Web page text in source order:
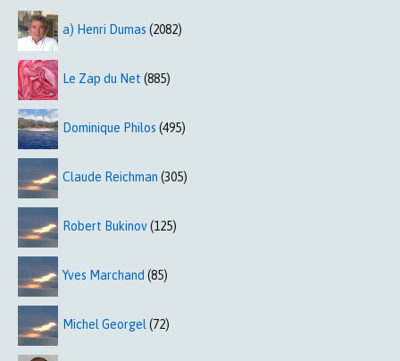
a) Henri Dumas (2082)
Le Zap du Net (885)
Dominique Philos (495)
Claude Reichman (305)
Robert Bukinov(125)
Yves Marchand (85)
Michel Georgel (72)